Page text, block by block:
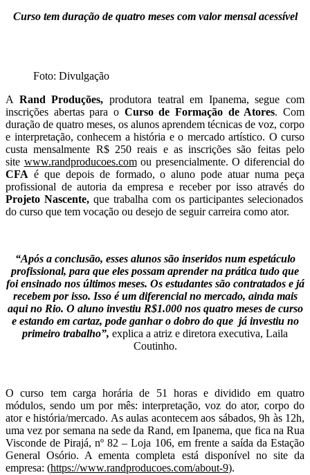
Curso tem duração de quatro meses com valor mensal acessível
Foto: Divulgação
A Rand Produções, produtora teatral em Ipanema, segue com
inscrições abertas para o Curso de Formação de Atores. Com
duração de quatro meses, os alunos aprendem técnicas de voz, corpo
e interpretação, conhecem a história e o mercado artístico. O curso
custa mensalmente R$ 250 reais e as inscrições são feitas pelo
site www.randproducoes.comou presencialmente. O diferencial do
CFA é que depois de formado, o aluno pode atuar numa peça
profissional de autoria da empresa e receber por isso através do
Projeto Nascente, que trabalha com os participantes selecionados
do curso que tem vocação ou desejo de seguir carreira como ator.
“Após a conclusão, esses alunos são inseridos num espetáculo
profissional, para que eles possam aprender na prática tudo que
foi ensinado nos últimos meses. Os estudantes são contratados e já
recebem por isso. Isso é um diferencial no mercado, ainda mais
aqui no Rio. O aluno investiu R$1.000 nos quatro meses de curso
e estando em cartaz, pode ganhar o dobro do que já investiu no
primeiro trabalho”, explica a atriz e diretora executiva, Laila
Coutinho.
O curso tem carga horária de 51 horas e dividido em quatro
módulos, sendo um por mês: interpretação, voz do ator, corpo do
ator e história/mercado. As aulas acontecem aos sábados, 9h às 12h,
uma vez por semana na sede da Rand, em Ipanema, que fica na Rua
Visconde de Pirajá, nº 82 – Loja 106, em frente a saída da Estação
General Osório. A ementa completa está disponível no site da
empresa: (https://www.randproducoes.com/about-9).